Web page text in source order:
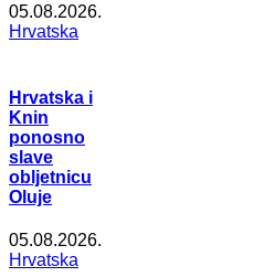
05.08.2026.
Hrvatska
Hrvatska i
Knin
ponosno
slave
obljetnicu
Oluje
05.08.2026.
Hrvatska